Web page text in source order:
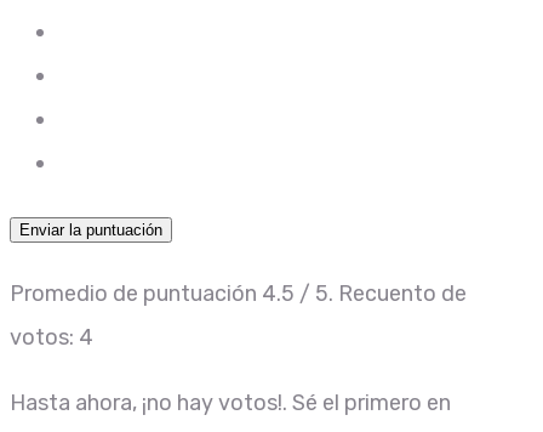
Enviar la puntuación
Promedio de puntuación 4.5 / 5. Recuento de
votos: 4
Hasta ahora, ¡no hay votos!. Sé el primero en